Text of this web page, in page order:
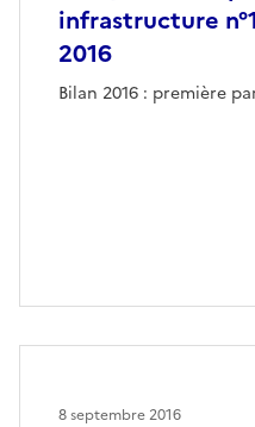
infrastructure
2016
Bilan 2016 : première
8 septembre 2016